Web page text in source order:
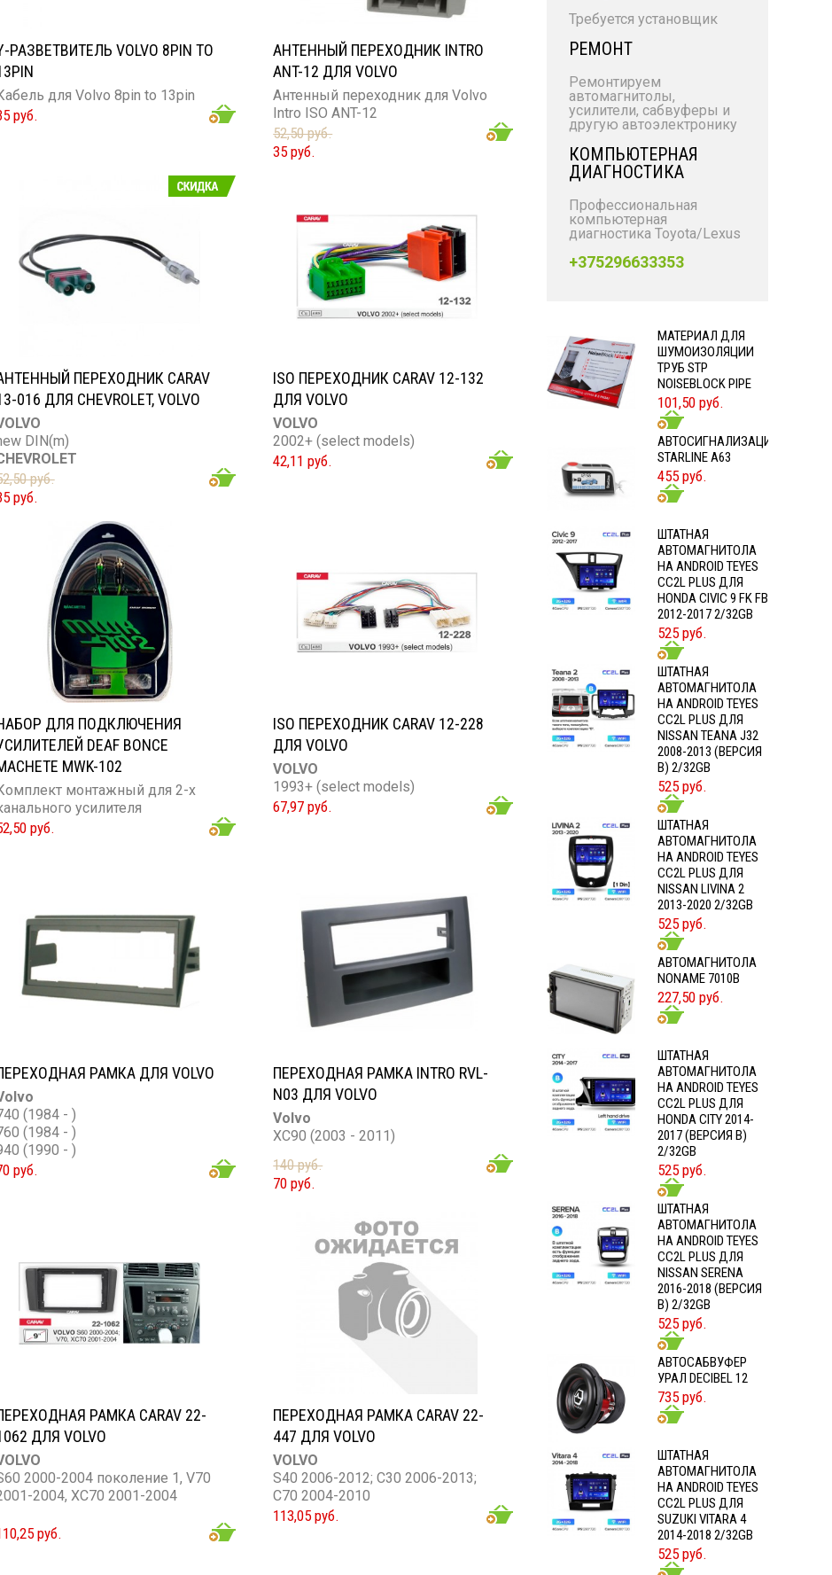
РАЗВЕТВИТЕЛЬ VOLVO 8PIN TO
для Volvo 8pin to 13pin
руб.
АНТЕННЫЙ ПЕРЕХОДНИК INTRO
ANT-12 ДЛЯ VOLVO
Aнтенный переходник для Volvo
Intro ISO ANT-12
52,50 руб.
35 руб.
ПЕРЕХОДНИК CARAV
016 ДЛЯ CHEVROLET, VOLVO
DIN(m)
руб.
руб.
ISO ПЕРЕХОДНИК CARAV 12-132
ДЛЯ VOLVO
VOLVO
2002+ (select models)
42,11 руб.
ДЛЯ ПОДКЛЮЧЕНИЯ
DEAF BONCE
MWK-102
монтажный для 2-х
усилителя
руб.
ISO ПЕРЕХОДНИК CARAV 12-228
ДЛЯ VOLVO
VOLVO
1993+ (select models)
67,97 руб.
РАМКА ДЛЯ VOLVO
(1984 - )
(1984 - )
(1990 - )
(1990 - )
руб.
ПЕРЕХОДНАЯ РАМКА INTRO RVL-
N03 ДЛЯ VOLVO
Volvo
XC90 (2003 - 2011)
140 руб.
70 руб.
РАМКА CARAV 22-
ДЛЯ VOLVO
2000-2004 поколение 1, V70
2004, XC70 2001-2004
руб.
ПЕРЕХОДНАЯ РАМКА CARAV 22-
447 ДЛЯ VOLVO
VOLVO
S40 2006-2012; C30 2006-2013;
C70 2004-2010
113,05 руб.
Требуется установщик
РЕМОНТ
Ремонтируем
автомагнитолы,
усилители, сабвуферы и
другую автоэлектронику
КОМПЬЮТЕРНАЯ
ДИАГНОСТИКА
Профессиональная
компьютерная
диагностика Toyota/Lexus
+375296633353
МАТЕРИАЛ ДЛЯ
ШУМОИЗОЛЯЦИИ
ТРУБ STP
NOISEBLOCK PIPE
101,50 руб.
АВТОСИГНАЛИЗАЦИЯ
STARLINE A63
455 руб.
ШТАТНАЯ
АВТОМАГНИТОЛА
НА ANDROID TEYES
CC2L PLUS ДЛЯ
HONDA CIVIC 9 FK FB
2012-2017 2/32GB
525 руб.
ШТАТНАЯ
АВТОМАГНИТОЛА
НА ANDROID TEYES
CC2L PLUS ДЛЯ
NISSAN TEANA J32
2008-2013 (ВЕРСИЯ
B) 2/32GB
525 руб.
ШТАТНАЯ
АВТОМАГНИТОЛА
НА ANDROID TEYES
CC2L PLUS ДЛЯ
NISSAN LIVINA 2
2013-2020 2/32GB
525 руб.
АВТОМАГНИТОЛА
NONAME 7010B
227,50 руб.
ШТАТНАЯ
АВТОМАГНИТОЛА
НА ANDROID TEYES
CC2L PLUS ДЛЯ
HONDA CITY 2014-
2017 (ВЕРСИЯ B)
2/32GB
525 руб.
ШТАТНАЯ
АВТОМАГНИТОЛА
НА ANDROID TEYES
CC2L PLUS ДЛЯ
NISSAN SERENA
2016-2018 (ВЕРСИЯ
B) 2/32GB
525 руб.
АВТОСАБВУФЕР
УРАЛ DECIBEL 12
735 руб.
ШТАТНАЯ
АВТОМАГНИТОЛА
НА ANDROID TEYES
CC2L PLUS ДЛЯ
SUZUKI VITARA 4
2014-2018 2/32GB
525 руб.